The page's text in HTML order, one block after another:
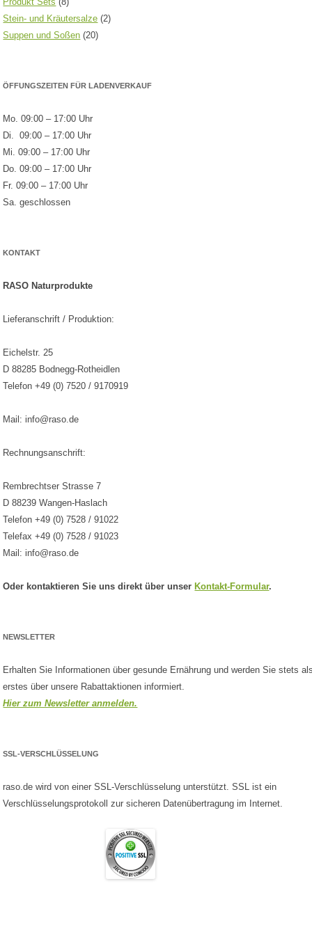
Stein- und Kräutersalze (2)
Suppen und Soßen (20)
ÖFFUNGSZEITEN FÜR LADENVERKAUF
Mo. 09:00 – 17:00 Uhr
Di. 09:00 – 17:00 Uhr
Mi. 09:00 – 17:00 Uhr
Do. 09:00 – 17:00 Uhr
Fr. 09:00 – 17:00 Uhr
Sa. geschlossen
KONTAKT
RASO Naturprodukte
Lieferanschrift / Produktion:
Eichelstr. 25
D 88285 Bodnegg-Rotheidlen
Telefon +49 (0) 7520 / 9170919
Mail: info@raso.de
Rechnungsanschrift:
Rembrechtser Strasse 7
D 88239 Wangen-Haslach
Telefon +49 (0) 7528 / 91022
Telefax +49 (0) 7528 / 91023
Mail: info@raso.de
Oder kontaktieren Sie uns direkt über unser Kontakt-Formular.
NEWSLETTER
Erhalten Sie Informationen über gesunde Ernährung und werden Sie stets
erstes über unsere Rabattaktionen informiert.
Hier zum Newsletter anmelden.
SSL-VERSCHLÜSSELUNG
raso.de wird von einer SSL-Verschlüsselung unterstützt. SSL ist ein
Verschlüsselungsprotokoll zur sicheren Datenübertragung im Internet.